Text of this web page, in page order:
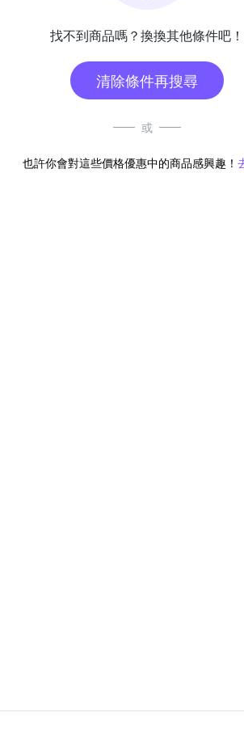
找不到商品嗎？換換其他條件吧！
清除條件再搜尋
或
也許你會對這些價格優惠中的商品感興趣！